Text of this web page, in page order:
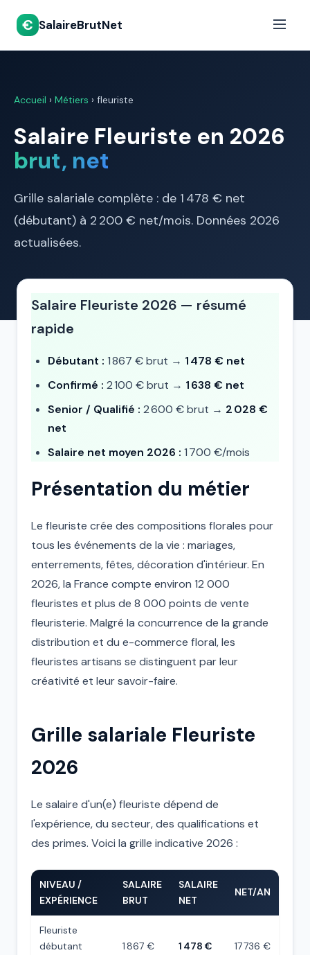
€ SalaireBrutNet
Accueil › Métiers › fleuriste
Salaire Fleuriste en 2026
brut, net
Grille salariale complète : de 1 478 € net
(débutant) à 2 200 € net/mois. Données 2026
actualisées.
Salaire Fleuriste 2026 — résumé
rapide
Débutant : 1 867 € brut → 1 478 € net
Confirmé : 2 100 € brut → 1 638 € net
Senior / Qualifié : 2 600 € brut → 2 028 €
net
Salaire net moyen 2026 : 1 700 €/mois
Présentation du métier
Le fleuriste crée des compositions florales pour
tous les événements de la vie : mariages,
enterrements, fêtes, décoration d'intérieur. En
2026, la France compte environ 12 000
fleuristes et plus de 8 000 points de vente
fleuristerie. Malgré la concurrence de la grande
distribution et du e-commerce floral, les
fleuristes artisans se distinguent par leur
créativité et leur savoir-faire.
Grille salariale Fleuriste
2026
Le salaire d'un(e) fleuriste dépend de
l'expérience, du secteur, des qualifications et
des primes. Voici la grille indicative 2026 :
NIVEAU /
EXPÉRIENCE
SALAIRE
BRUT
SALAIRE
NET
NET/AN
Fleuriste
débutant
1 867 € 1 478 € 17 736 €